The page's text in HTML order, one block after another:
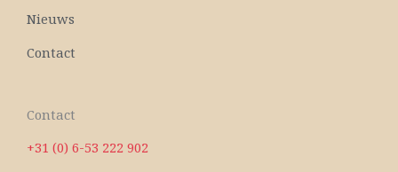
Nieuws
Contact
Contact
+31 (0) 6-53 222 902